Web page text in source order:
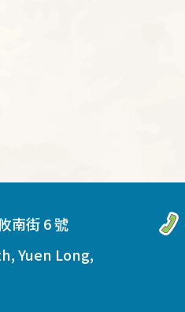
南街 6 號
Yuen Long,